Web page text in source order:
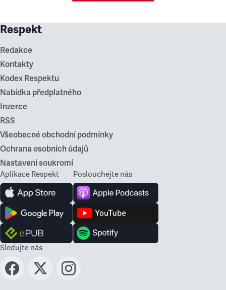
Respekt
Redakce
Kontakty
Kodex Respektu
Nabídka předplatného
Inzerce
RSS
Všeobecné obchodní podmínky
Ochrana osobních údajů
Nastavení soukromí
Aplikace Respekt Poslouchejte nás
Sledujte nás